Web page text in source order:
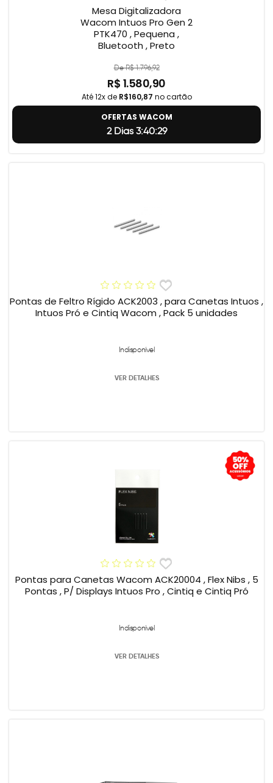
Mesa Digitalizadora
Wacom Intuos Pro Gen 2
PTK470 , Pequena ,
Bluetooth , Preto
De R$ 1.796,92
R$ 1.580,90
Até 12x de R$160,87 no cartão
OFERTAS WACOM
2 Dias 3:40:29
Pontas de Feltro Rígido ACK2003 , para Canetas Intuos ,
Intuos Pró e Cintiq Wacom , Pack 5 unidades
Indisponível
VER DETALHES
Pontas para Canetas Wacom ACK20004 , Flex Nibs , 5
Pontas , P/ Displays Intuos Pro , Cintiq e Cintiq Pró
Indisponível
VER DETALHES